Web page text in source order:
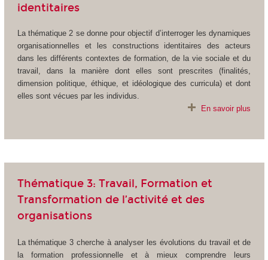
identitaires
La thématique 2 se donne pour objectif d’interroger les dynamiques
organisationnelles et les constructions identitaires des acteurs
dans les différents contextes de formation, de la vie sociale et du
travail, dans la manière dont elles sont prescrites (finalités,
dimension politique, éthique, et idéologique des curricula) et dont
elles sont vécues par les individus.
En savoir plus
Thématique 3: Travail, Formation et
Transformation de l’activité et des
organisations
La thématique 3 cherche à analyser les évolutions du travail et de
la formation professionnelle et à mieux comprendre leurs